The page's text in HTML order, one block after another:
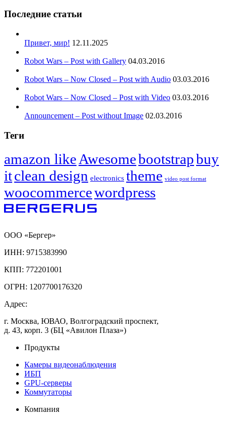
Последние статьи
Привет, мир! 12.11.2025
Robot Wars – Post with Gallery 04.03.2016
Robot Wars – Now Closed – Post with Audio 03.03.2016
Robot Wars – Now Closed – Post with Video 03.03.2016
Announcement – Post without Image 02.03.2016
Теги
amazon like Awesomebootstrapbuy
itclean design electronics theme video post format
woocommercewordpress
ООО «Бергер»
ИНН: 9715383990
КПП: 772201001
ОГРН: 1207700176320
Адрес:
г. Москва, ЮВАО, Волгоградский проспект,
д. 43, корп. 3 (БЦ «Авилон Плаза»)
Продукты
Камеры видеонаблюдения
ИБП
GPU-серверы
Коммутаторы
Компания